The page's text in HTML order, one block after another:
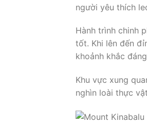
người yêu thích
Hành trình chinh
tốt. Khi lên đến
khoảnh khắc
Khu vực xung
nghìn loài thực